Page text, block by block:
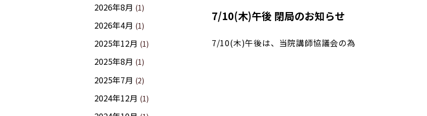
7/10(木)午後 閉局のお知らせ
7/10(木)午後は、当院講師協議会の為
2026年8月 (1)
2026年4月 (1)
2025年12月 (1)
2025年8月 (1)
2025年7月 (2)
2024年12月 (1)